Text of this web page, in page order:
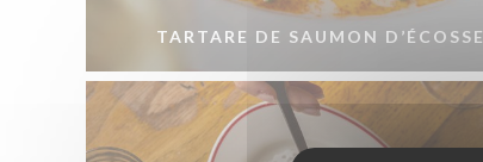
TARTARE DE SAUMON D’ÉCOSSE